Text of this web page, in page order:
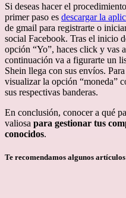
Si deseas hacer el
primer paso es descargar la
de gmail para registrarte o
social Facebook. Tras el inicio
opción “Yo”, haces click y vas
continuación va a figurarte un
Shein llega con sus envíos.
visualizar la opción “moneda”
sus respectivas banderas.
En conclusión, conocer a qué
valiosa para gestionar tus
conocidos.
Te recomendamos algunos